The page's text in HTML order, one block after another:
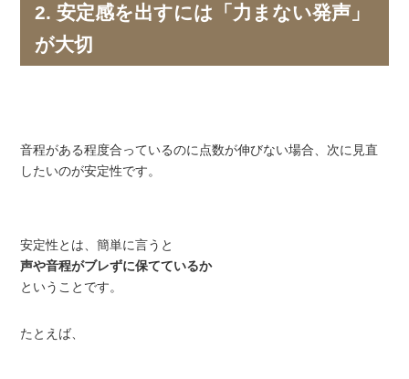
2. 安定感を出すには「力まない発声」
が大切
音程がある程度合っているのに点数が伸びない場合、次に見直
したいのが安定性です。
安定性とは、簡単に言うと
声や音程がブレずに保てているか
ということです。
たとえば、